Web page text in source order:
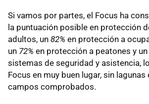
Si vamos por partes, el Focus ha
la puntuación posible en protección
adultos, un 82% en protección a
un 72% en protección a peatones y un
sistemas de seguridad y asistencia,
Focus en muy buen lugar, sin
campos comprobados.